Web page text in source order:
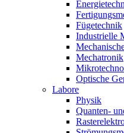
Fügetechnik
Industrielle
Mechatronik
Optische
Labore
Physik
Quanten-